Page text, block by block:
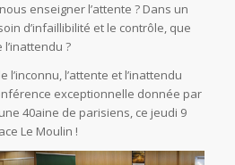
enseigner l’attente ? Dans un
d’infaillibilité et le contrôle, que
?
l’attente et l’inattendu
exceptionnelle donnée par
40aine de parisiens, ce jeudi 9
Le Moulin !